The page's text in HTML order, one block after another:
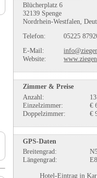
Blücherplatz 6
32139 Spenge
Nordrhein-Westfalen,
Telefon:
05225
E-Mail:
Website:
Zimmer & Preise
Anzahl:
Einzelzimmer:
€
Doppelzimmer:
€
GPS-Daten
Breitengrad:
Längengrad:
Hotel-Eintrag in